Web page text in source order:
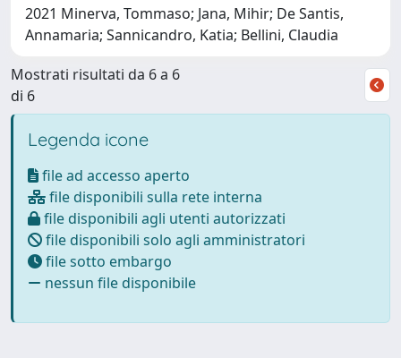
2021 Minerva, Tommaso; Jana, Mihir; De Santis,
Annamaria; Sannicandro, Katia; Bellini, Claudia
Mostrati risultati da 6 a 6
di 6
Legenda icone
file ad accesso aperto
file disponibili sulla rete interna
file disponibili agli utenti autorizzati
file disponibili solo agli amministratori
file sotto embargo
nessun file disponibile